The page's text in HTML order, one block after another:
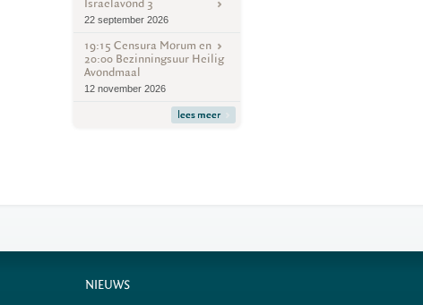
Israëlavond 3
22 september 2026
19:15 Censura Morum en
20:00 Bezinningsuur Heilig
Avondmaal
12 november 2026
lees meer
NIEUWS